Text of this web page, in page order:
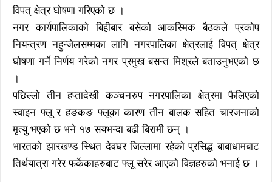
विपत् क्षेत्र घोषणा गरिएको छ ।
नगर कार्यपालिकाको बिहीबार बसेको आकस्मिक बैठकले प्रकोप
नियन्त्रण नहुन्जेलसम्मका लागि नगरपालिका क्षेत्रलाई विपत् क्षेत्र
घोषणा गर्ने निर्णय गरेको नगर प्रमुख बसन्त मिश्रले बताउनुभएको छ
।
पछिल्लो तीन हप्तादेखी कञ्चनरुप नगरपालिका क्षेत्रमा फैलिएको
स्वाइन फ्लू र हङकङ फ्लूका कारण तीन बालक सहित चारजनाको
मृत्यु भएको छ भने १७ सयभन्दा बढी बिरामी छन् ।
भारतको झारखण्ड स्थित देवघर जिल्लामा रहेको प्रसिद्ध बाबाधामबाट
तिर्थयात्रा गरेर फर्केकाहरुबाट फ्लू सरेर आएको विज्ञहरुको भनाई छ ।